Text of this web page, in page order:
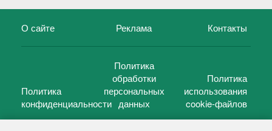
О сайте Реклама Контакты
Политика
конфиденциальности
Политика
обработки
персональных
данных
Политика
использования
cookie-файлов